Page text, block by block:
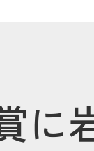
一覧 各種
に